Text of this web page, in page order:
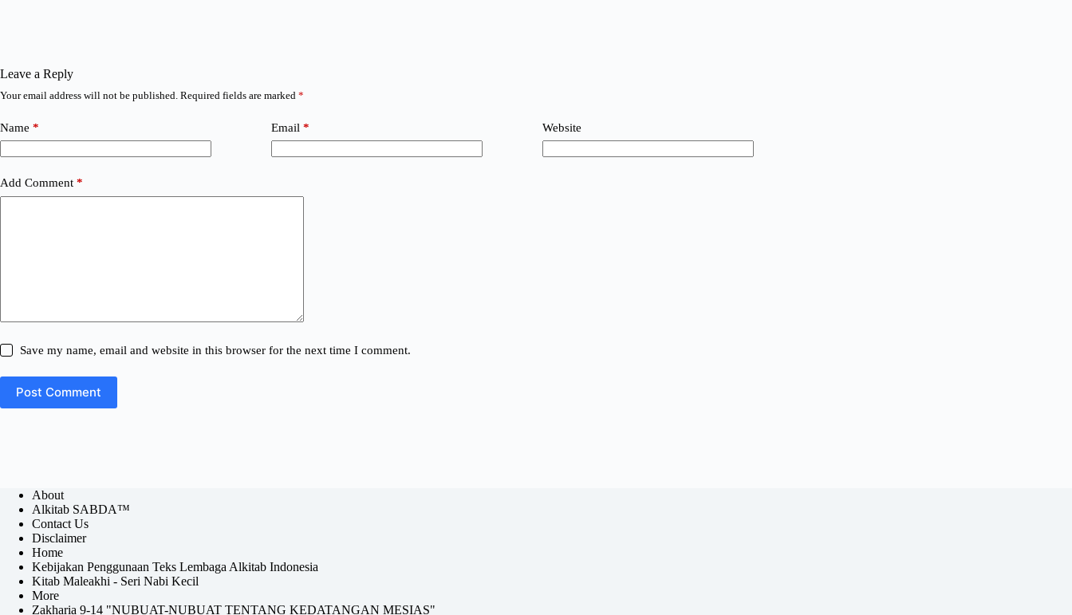
Leave a Reply
Your email address will not be published. Required fields are marked *
Name * Email * Website
Add Comment *
Save my name, email and website in this browser for the next time I comment.
Post Comment
About
Alkitab SABDA™
Contact Us
Disclaimer
Home
Kebijakan Penggunaan Teks Lembaga Alkitab Indonesia
Kitab Maleakhi - Seri Nabi Kecil
More
Zakharia 9-14 "NUBUAT-NUBUAT TENTANG KEDATANGAN MESIAS"